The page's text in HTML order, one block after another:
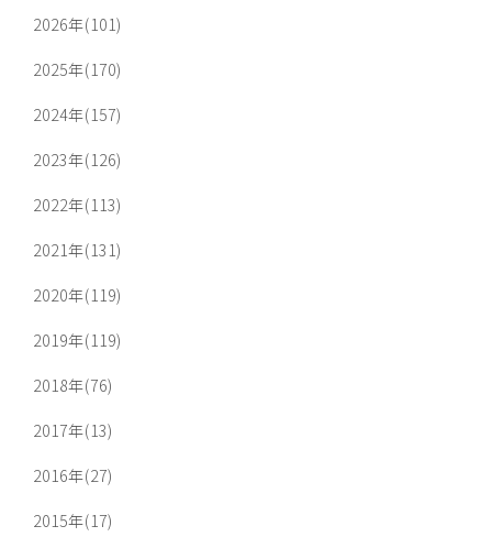
2026年(101)
2025年(170)
2024年(157)
2023年(126)
2022年(113)
2021年(131)
2020年(119)
2019年(119)
2018年(76)
2017年(13)
2016年(27)
2015年(17)